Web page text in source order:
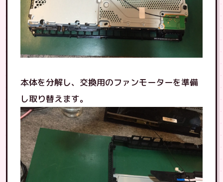
本体を分解し、交換用のファンモーターを準備
し取り替えます。